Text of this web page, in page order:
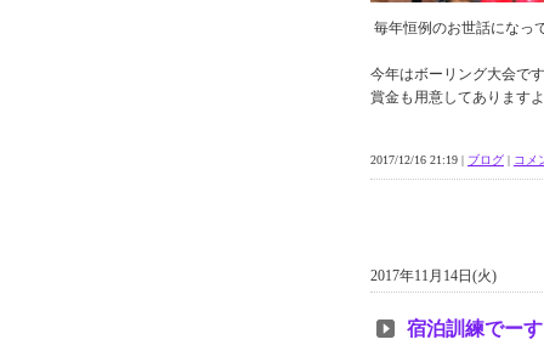
毎年恒例のお世話になっ
今年はボーリング大会で
賞金も用意してあります
2017/12/16 21:19 | ブログ | コメ
2017年11月14日(火)
宿泊訓練でーす